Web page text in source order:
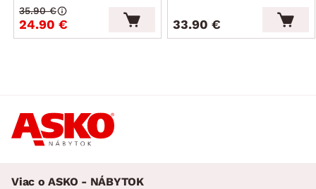
24.90 €
35.90 €
33.90 €
Viac o ASKO - NÁBYTOK